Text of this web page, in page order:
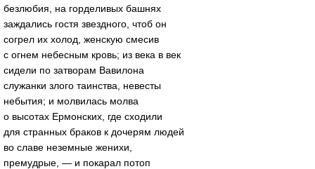
безлюбия, на горделивых башнях
заждались гостя звездного, чтоб он
согрел их холод, женскую смесив
с огнем небесным кровь; из века в век
сидели по затворам Вавилона
служанки злого таинства, невесты
небытия; и молвилась молва
о высотах Ермонских, где сходили
для странных браков к дочерям людей
во славе неземные женихи,
премудрые, — и покарал потоп